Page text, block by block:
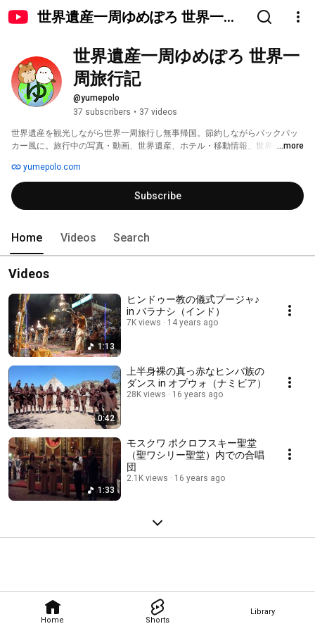
世界遺産一周ゆめぽろ 世界一周
Home Shorts
Library
世界遺産一周ゆめぽろ 世界一
周旅行記
@yumepolo
37 subscribers • 37 videos
世界遺産を観光しながら世界一周旅行し無事帰国。節約しながらバックパッ
カー風に。旅行中の写真・動画、世界遺産、ホテル・移動情報、世界一周ブ
...more
yumepolo.com
Subscribe
Home Videos Search
Videos
1:13
ヒンドゥー教の儀式プージャ♪
in バラナシ（インド）
7K views 14 years ago
0:42
上半身裸の真っ赤なヒンバ族の
ダンス in オプウォ（ナミビア）
28K views 16 years ago
1:33
モスクワ ポクロフスキー聖堂
（聖ワシリー聖堂）内での合唱
団
2.1K views 16 years ago